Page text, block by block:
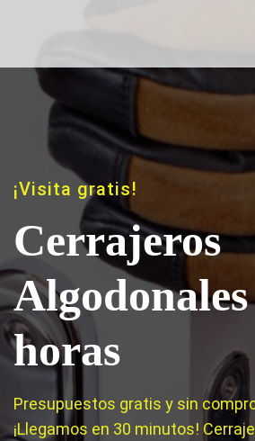
¡Visita gratis!
Cerrajeros
horas
Presupuestos gratis y sin
¡Llegamos en 30 minutos!